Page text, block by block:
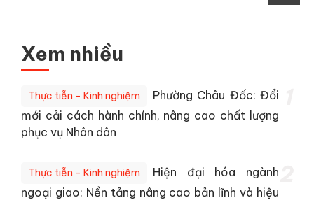
Xem nhiều
Thực tiễn - Kinh nghiệm
Phường Châu Đốc: Đổi
mới cải cách hành chính, nâng cao chất lượng
phục vụ Nhân dân
Thực tiễn - Kinh nghiệm
Hiện đại hóa ngành
ngoại giao: Nền tảng nâng cao bản lĩnh và hiệu